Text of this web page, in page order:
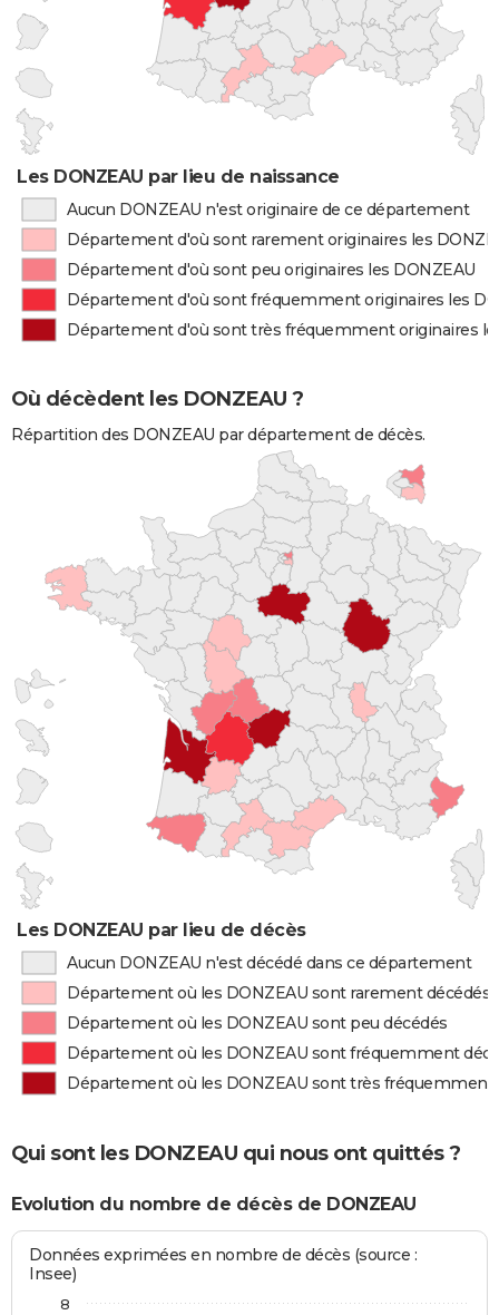
Les DONZEAU par lieu de naissance
Aucun DONZEAU n'est originaire de ce département
Département d'où sont rarement originaires les
Département d'où sont peu originaires les DONZEAU
Département d'où sont fréquemment originaires les
Département d'où sont très fréquemment originaires
Où décèdent les DONZEAU ?
Répartition des DONZEAU par département de décès.
Les DONZEAU par lieu de décès
Aucun DONZEAU n'est décédé dans ce département
Département où les DONZEAU sont rarement décédés
Département où les DONZEAU sont peu décédés
Département où les DONZEAU sont fréquemment
Département où les DONZEAU sont très fréquemment
Qui sont les DONZEAU qui nous ont quittés ?
Evolution du nombre de décès de DONZEAU
Données exprimées en nombre de décès (source :
Insee)
8